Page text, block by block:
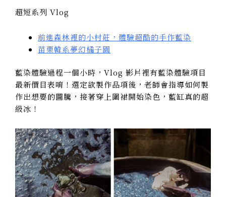
超短系列 Vlog
前進森林裡的小村莊，體驗超酷的手作藍染
苗栗韓系夢幻橘子園
藍染體驗過程一個小時，Vlog 影片裡有藍染體驗項目
最新價目表唷！選定欲製作品項後，老師會指導如何製
作出想要的圖騰，接著穿上圍裙開始染色，藍缸真的超
級冰！